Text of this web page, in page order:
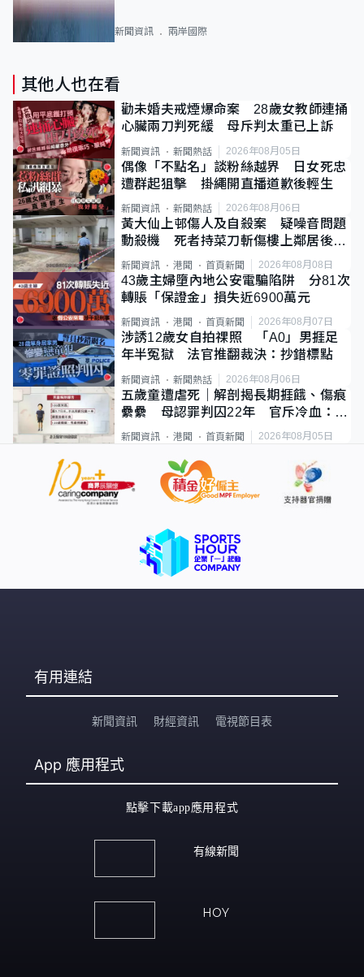
新聞資訊 兩岸國際
其他人也在看
勸未婚夫戒煙爆命案 28歲女教師連捅
心臟兩刀判死緩 母斥判太重已上訴
新聞資訊 新聞熱話 2026年08月05日
偶像「不點名」談粉絲越界 日女死忠
遭群起狙擊 掛繩開直播道歉後輕生
新聞資訊 新聞熱話 2026年08月06日
黃大仙上邨傷人及自殺案 疑噪音問題
動殺機 死者持菜刀斬傷樓上鄰居後墮
斃
新聞資訊 港聞 首頁新聞 2026年08月08日
43歲主婦墮內地公安電騙陷阱 分81次
轉賬「保證金」損失近6900萬元
新聞資訊 港聞 首頁新聞 2026年08月07日
涉誘12歲女自拍祼照 「A0」男捱足
年半冤獄 法官推翻裁決：抄錯標點
新聞資訊 新聞熱話 2026年08月06日
五歲童遭虐死｜解剖揭長期捱餓、傷痕
纍纍 母認罪判囚22年 官斥冷血：同
類案最惡劣
新聞資訊 港聞 首頁新聞 2026年08月05日
有用連結
新聞資訊 財經資訊 電視節目表
App 應用程式
點擊下載app應用程式
有線新聞
HOY